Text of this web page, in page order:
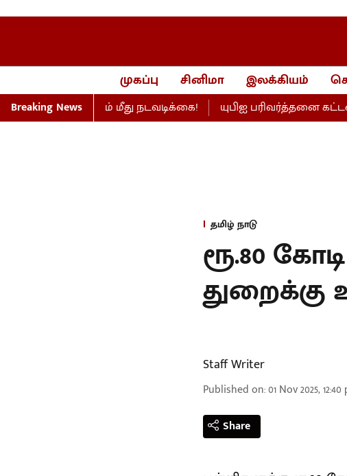
முகப்பு சினிமா இலக்கியம்
Breaking News
நிறுவனம் மீது நடவடிக்கை! யுபிஐ பரிவர்த்தனை
தமிழ் நாடு
ரூ.80
துறைக்கு
Staff Writer
Published on:01 Nov 2025,
Share